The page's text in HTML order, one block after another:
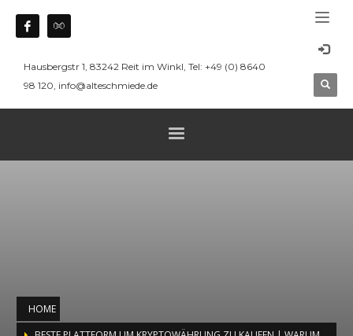
Hausbergstr 1, 83242 Reit im Winkl, Tel: +49 (0) 8640
98 120, info@alteschmiede.de
HOME